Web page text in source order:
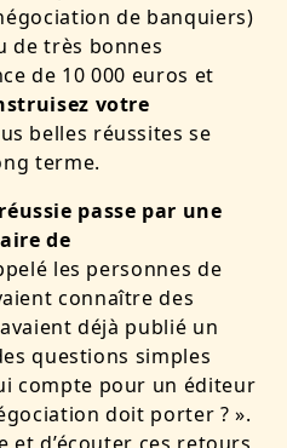
de banquiers)
de très bonnes
de 10 000 euros et
votre
belles réussites se
terme.
passe par une
de
les personnes de
connaître des
déjà publié un
questions simples
compte pour un éditeur
doit porter ? ».